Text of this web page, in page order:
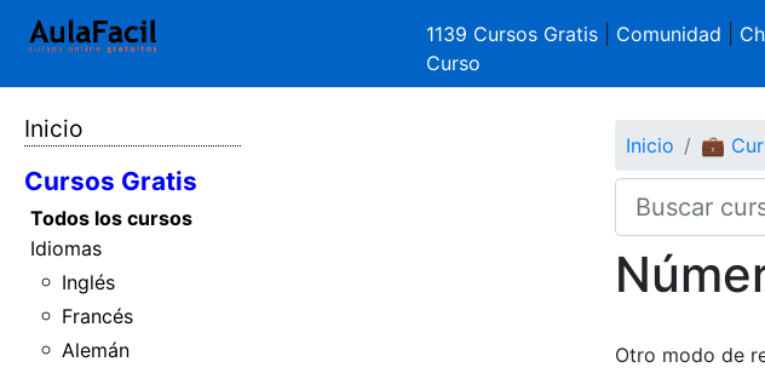
1139 Cursos Gratis Comunidad
Curso
Inicio
Cursos Gratis
Todos los cursos
Idiomas
Inglés
Francés
Alemán
Inicio 💼
Otro modo de